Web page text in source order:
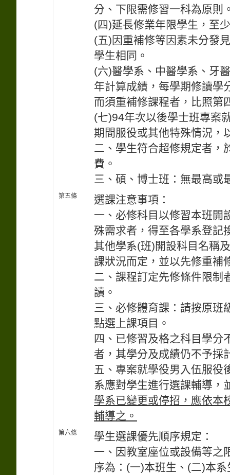
分、下限需修習一科為原則
(四)延長修業年限學生，至
(五)因重補修等因素未分發
學生相同。
(六)醫學系、中醫學系、牙
年計算成績，每學期修讀學
而須重補修課程者，比照第
(七)94年次以後學士班專案
期間服役或其他特殊情況，
二、學生符合超修規定者，
費。
三、碩、博士班：無最高或
第五條
選課注意事項：
一、必修科目以修習本班開
殊需求者，得至各學系登記
其他學系(班)開設科目名稱
課狀況而定，並以先修重補
二、課程訂定先修條件限制
讀。
三、必修體育課：請按原班
點選上課項目。
四、已修習及格之科目學分
者，其學分及成績仍不予採
五、專案就學役男入伍服役
系應對學生進行選課輔導，
學系已變更或停招，應依本
輔導之。
第六條
學生選課優先順序規定：
一、因教室座位或設備等之
序為：(一)本班生、(二)本